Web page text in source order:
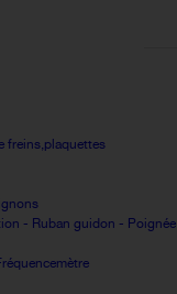
freins,plaquettes
- Ruban guidon - Poignée